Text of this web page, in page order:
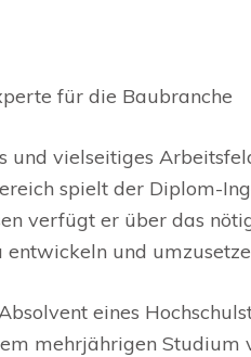
für die Baubranche
vielseitiges
spielt der Diplom-
verfügt er über das
und
eines
mehrjährigen Studium